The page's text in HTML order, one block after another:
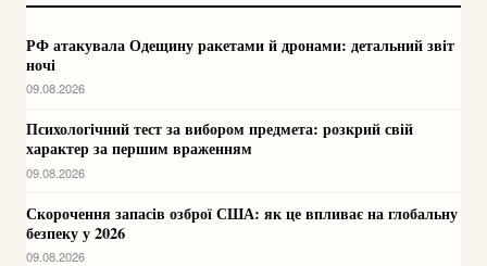
РФ атакувала Одещину ракетами й дронами: детальний звіт
ночі
09.08.2026
Психологічний тест за вибором предмета: розкрий свій
характер за першим враженням
09.08.2026
Скорочення запасів озброї США: як це впливає на глобальну
безпеку у 2026
09.08.2026